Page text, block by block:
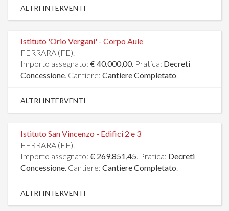
ALTRI INTERVENTI
Istituto 'Orio Vergani' - Corpo Aule
FERRARA (FE).
Importo assegnato: € 40.000,00. Pratica: Decreti
Concessione. Cantiere: Cantiere Completato.
ALTRI INTERVENTI
Istituto San Vincenzo - Edifici 2 e 3
FERRARA (FE).
Importo assegnato: € 269.851,45. Pratica: Decreti
Concessione. Cantiere: Cantiere Completato.
ALTRI INTERVENTI